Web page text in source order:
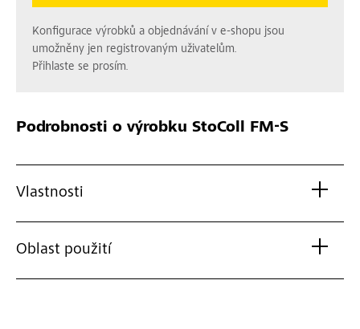
Konfigurace výrobků a objednávání v e-shopu jsou
umožněny jen registrovaným uživatelům.
Přihlaste se prosím.
Podrobnosti o výrobku StoColl FM-S
Vlastnosti
Oblast použití